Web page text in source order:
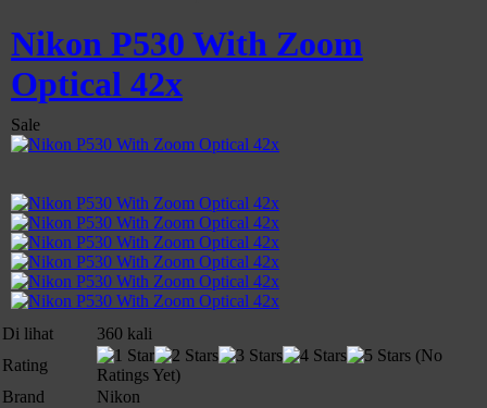
Nikon P530 With Zoom
Optical 42x
Sale
Di lihat
360 kali
Rating
(No
Ratings Yet)
Brand
Nikon